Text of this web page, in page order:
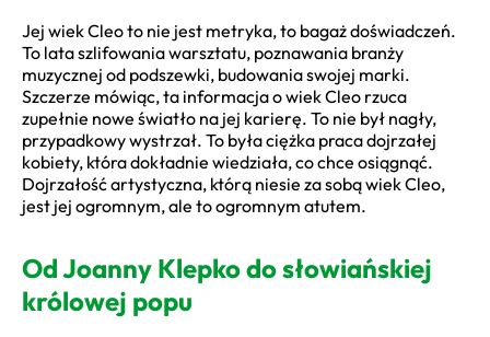
Jej wiek Cleo to nie jest metryka, to bagaż doświadczeń.
To lata szlifowania warsztatu, poznawania branży
muzycznej od podszewki, budowania swojej marki.
Szczerze mówiąc, ta informacja o wiek Cleo rzuca
zupełnie nowe światło na jej karierę. To nie był nagły,
przypadkowy wystrzał. To była ciężka praca dojrzałej
kobiety, która dokładnie wiedziała, co chce osiągnąć.
Dojrzałość artystyczna, którą niesie za sobą wiek Cleo,
jest jej ogromnym, ale to ogromnym atutem.
Od Joanny Klepko do słowiańskiej
królowej popu